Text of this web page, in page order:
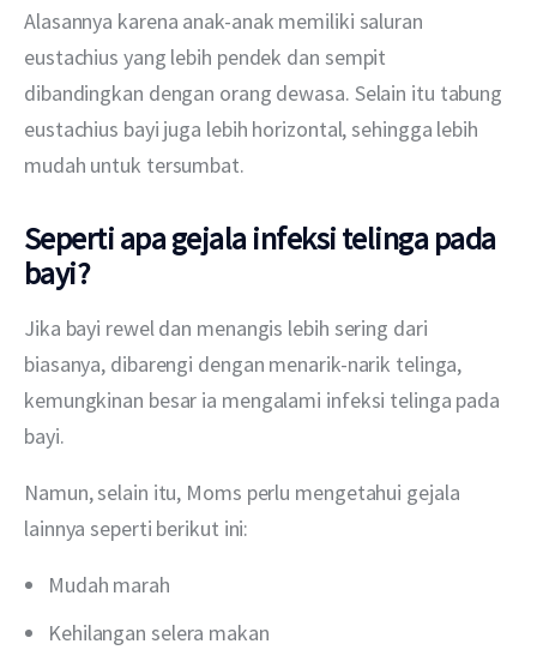
Alasannya karena anak-anak memiliki saluran
eustachius yang lebih pendek dan sempit
dibandingkan dengan orang dewasa. Selain itu tabung
eustachius bayi juga lebih horizontal, sehingga lebih
mudah untuk tersumbat.
Seperti apa gejala infeksi telinga pada
bayi?
Jika bayi rewel dan menangis lebih sering dari
biasanya, dibarengi dengan menarik-narik telinga,
kemungkinan besar ia mengalami infeksi telinga pada
bayi.
Namun, selain itu, Moms perlu mengetahui gejala
lainnya seperti berikut ini:
Mudah marah
Kehilangan selera makan